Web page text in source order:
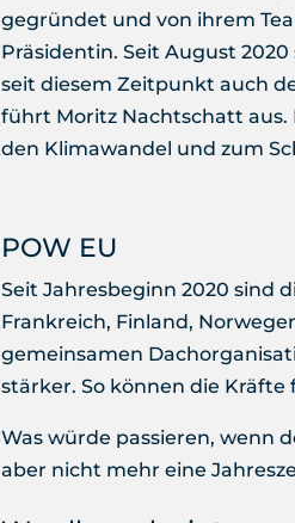
gegründet und von ihrem
Präsidentin. Seit August
seit diesem Zeitpunkt auch
führt Moritz Nachtschatt aus.
den Klimawandel und zum
POW EU
Seit Jahresbeginn 2020 sind
Frankreich, Finland,
gemeinsamen
stärker. So können die
Was würde passieren, wenn
aber nicht mehr eine